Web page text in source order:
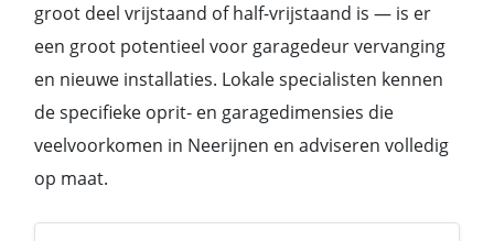
groot deel vrijstaand of half-vrijstaand is — is er
een groot potentieel voor garagedeur vervanging
en nieuwe installaties. Lokale specialisten kennen
de specifieke oprit- en garagedimensies die
veelvoorkomen in Neerijnen en adviseren volledig
op maat.